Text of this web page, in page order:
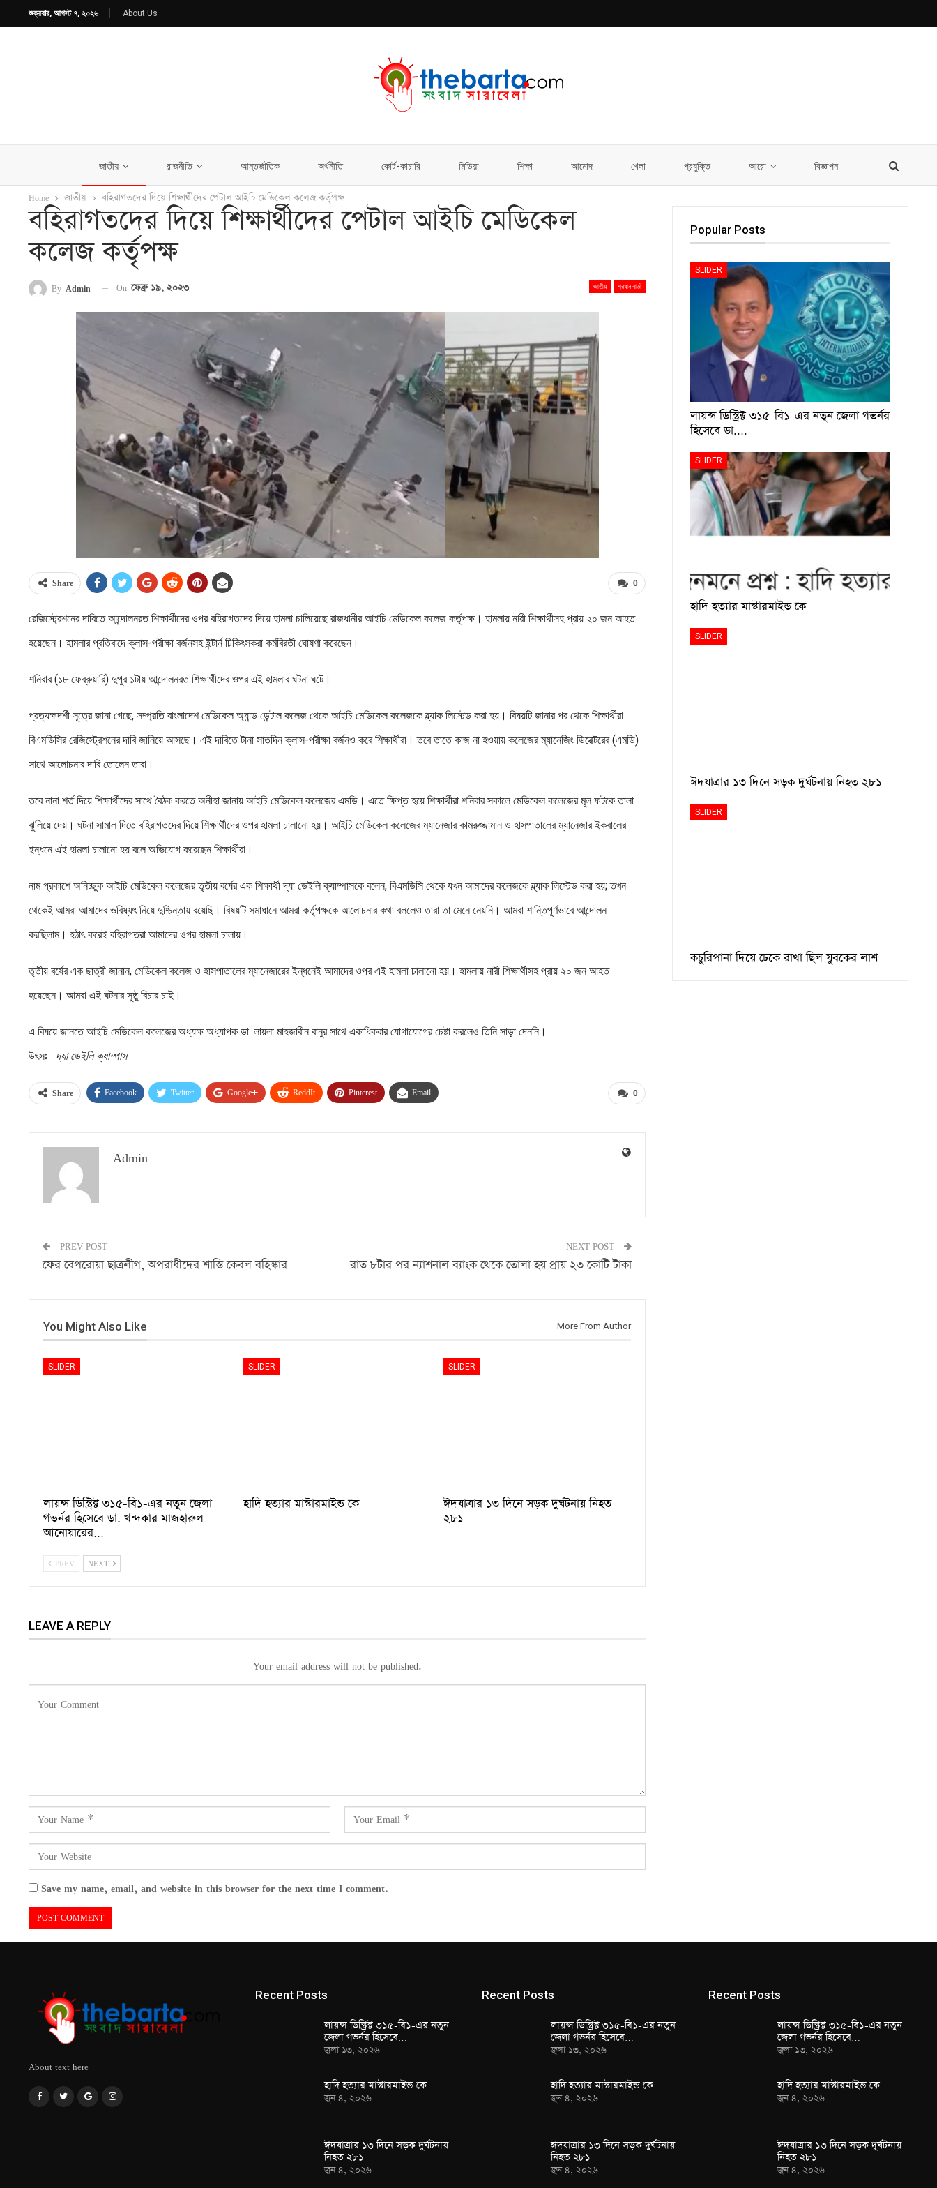
শুক্রবার, আগস্ট ৭, ২০২৬ About Us
জাতীয় রাজনীতি আন্তর্জাতিক অর্থনীতি কোর্ট-কাচারি মিডিয়া শিক্ষা আমোদ খেলা প্রযুক্তি আরো বিজ্ঞাপন
Home জাতীয় বহিরাগতদের দিয়ে শিক্ষার্থীদের পেটাল আইচি মেডিকেল কলেজ কর্তৃপক্ষ
বহিরাগতদের দিয়ে শিক্ষার্থীদের পেটাল আইচি মেডিকেল
কলেজ কর্তৃপক্ষ
জাতীয় প্রধান বার্তা
By Admin On ফেব্রু ১৯, ২০২৩
0
Share
রেজিস্ট্রেশনের দাবিতে আন্দোলনরত শিক্ষার্থীদের ওপর বহিরাগতদের দিয়ে হামলা চালিয়েছে রাজধানীর আইচি মেডিকেল কলেজ কর্তৃপক্ষ। হামলায় নারী শিক্ষার্থীসহ প্রায় ২০ জন আহত
হয়েছেন। হামলার প্রতিবাদে ক্লাস-পরীক্ষা বর্জনসহ ইন্টার্ন চিকিৎসকরা কর্মবিরতী ঘোষণা করেছেন।
শনিবার (১৮ ফেব্রুয়ারি) দুপুর ১টায় আন্দোলনরত শিক্ষার্থীদের ওপর এই হামলার ঘটনা ঘটে।
প্রত্যক্ষদর্শী সূত্রে জানা গেছে, সম্প্রতি বাংলাদেশ মেডিকেল অ্যান্ড ডেন্টাল কলেজ থেকে আইচি মেডিকেল কলেজকে ব্ল্যাক লিস্টেড করা হয়। বিষয়টি জানার পর থেকে শিক্ষার্থীরা
বিএমডিসির রেজিস্ট্রেশনের দাবি জানিয়ে আসছে। এই দাবিতে টানা সাতদিন ক্লাস-পরীক্ষা বর্জনও করে শিক্ষার্থীরা। তবে তাতে কাজ না হওয়ায় কলেজের ম্যানেজিং ডিরেক্টরের (এমডি)
সাথে আলোচনার দাবি তোলেন তারা।
তবে নানা শর্ত দিয়ে শিক্ষার্থীদের সাথে বৈঠক করতে অনীহা জানায় আইচি মেডিকেল কলেজের এমডি। এতে ক্ষিপ্ত হয়ে শিক্ষার্থীরা শনিবার সকালে মেডিকেল কলেজের মূল ফটকে তালা
ঝুলিয়ে দেয়। ঘটনা সামাল দিতে বহিরাগতদের দিয়ে শিক্ষার্থীদের ওপর হামলা চালানো হয়। আইচি মেডিকেল কলেজের ম্যানেজার কামরুজ্জামান ও হাসপাতালের ম্যানেজার ইকবালের
ইন্ধনে এই হামলা চালানো হয় বলে অভিযোগ করেছেন শিক্ষার্থীরা।
নাম প্রকাশে অনিচ্ছুক আইচি মেডিকেল কলেজের তৃতীয় বর্ষের এক শিক্ষার্থী দ্যা ডেইলি ক্যাম্পাসকে বলেন, বিএমডিসি থেকে যখন আমাদের কলেজকে ব্ল্যাক লিস্টেড করা হয়; তখন
থেকেই আমরা আমাদের ভবিষ্যৎ নিয়ে দুশ্চিন্তায় রয়েছি। বিষয়টি সমাধানে আমরা কর্তৃপক্ষকে আলোচনার কথা বললেও তারা তা মেনে নেয়নি। আমরা শান্তিপূর্ণভাবে আন্দোলন
করছিলাম। হঠাৎ করেই বহিরাগতরা আমাদের ওপর হামলা চালায়।
তৃতীয় বর্ষের এক ছাত্রী জানান, মেডিকেল কলেজ ও হাসপাতালের ম্যানেজারের ইন্ধনেই আমাদের ওপর এই হামলা চালানো হয়। হামলায় নারী শিক্ষার্থীসহ প্রায় ২০ জন আহত
হয়েছেন। আমরা এই ঘটনার সুষ্ঠু বিচার চাই।
এ বিষয়ে জানতে আইচি মেডিকেল কলেজের অধ্যক্ষ অধ্যাপক ডা. লায়লা মাহজাবীন বানুর সাথে একাধিকবার যোগাযোগের চেষ্টা করলেও তিনি সাড়া দেননি।
উৎসঃ দ্যা ডেইলি ক্যাম্পাস
0
Share Facebook Twitter Google+ ReddIt Pinterest Email
Admin
PREV POST
ফের বেপরোয়া ছাত্রলীগ, অপরাধীদের শাস্তি কেবল বহিস্কার
NEXT POST
রাত ৮টার পর ন্যাশনাল ব্যাংক থেকে তোলা হয় প্রায় ২৩ কোটি টাকা
You Might Also Like More From Author
SLIDER
লায়ন্স ডিস্ট্রিক্ট ৩১৫-বি১-এর নতুন জেলা
গভর্নর হিসেবে ডা. খন্দকার মাজহারুল
আনোয়ারের…
SLIDER
হাদি হত্যার মাস্টারমাইন্ড কে
SLIDER
ঈদযাত্রার ১৩ দিনে সড়ক দুর্ঘটনায় নিহত
২৮১
PREV NEXT
LEAVE A REPLY
Your email address will not be published.
Save my name, email, and website in this browser for the next time I comment.
Popular Posts
SLIDER
লায়ন্স ডিস্ট্রিক্ট ৩১৫-বি১-এর নতুন জেলা গভর্নর
হিসেবে ডা.…
SLIDER
হাদি হত্যার মাস্টারমাইন্ড কে
SLIDER
ঈদযাত্রার ১৩ দিনে সড়ক দুর্ঘটনায় নিহত ২৮১
SLIDER
কচুরিপানা দিয়ে ঢেকে রাখা ছিল যুবকের লাশ
About text here
Recent Posts
লায়ন্স ডিস্ট্রিক্ট ৩১৫-বি১-এর নতুন
জেলা গভর্নর হিসেবে…
জুলা ১৩, ২০২৬
হাদি হত্যার মাস্টারমাইন্ড কে
জুন ৪, ২০২৬
ঈদযাত্রার ১৩ দিনে সড়ক দুর্ঘটনায়
নিহত ২৮১
জুন ৪, ২০২৬
Recent Posts
লায়ন্স ডিস্ট্রিক্ট ৩১৫-বি১-এর নতুন
জেলা গভর্নর হিসেবে…
জুলা ১৩, ২০২৬
হাদি হত্যার মাস্টারমাইন্ড কে
জুন ৪, ২০২৬
ঈদযাত্রার ১৩ দিনে সড়ক দুর্ঘটনায়
নিহত ২৮১
জুন ৪, ২০২৬
Recent Posts
লায়ন্স ডিস্ট্রিক্ট ৩১৫-বি১-এর নতুন
জেলা গভর্নর হিসেবে…
জুলা ১৩, ২০২৬
হাদি হত্যার মাস্টারমাইন্ড কে
জুন ৪, ২০২৬
ঈদযাত্রার ১৩ দিনে সড়ক দুর্ঘটনায়
নিহত ২৮১
জুন ৪, ২০২৬